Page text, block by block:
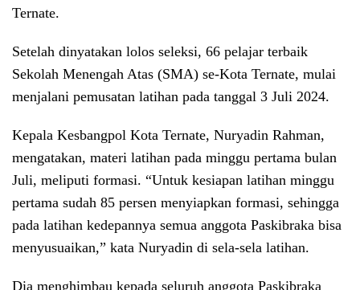
Ternate.
Setelah dinyatakan lolos seleksi, 66 pelajar terbaik
Sekolah Menengah Atas (SMA) se-Kota Ternate, mulai
menjalani pemusatan latihan pada tanggal 3 Juli 2024.
Kepala Kesbangpol Kota Ternate, Nuryadin Rahman,
mengatakan, materi latihan pada minggu pertama bulan
Juli, meliputi formasi. “Untuk kesiapan latihan minggu
pertama sudah 85 persen menyiapkan formasi, sehingga
pada latihan kedepannya semua anggota Paskibraka bisa
menyusuaikan,” kata Nuryadin di sela-sela latihan.
Dia menghimbau kepada seluruh anggota Paskibraka